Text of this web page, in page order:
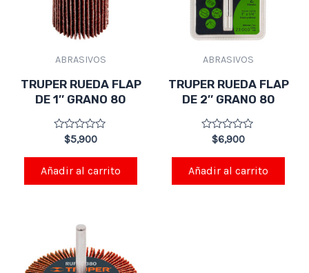
ABRASIVOS
TRUPER RUEDA FLAP
DE 1″ GRANO 80
Valorado
0
de
5
$5,900
Añadir al carrito
ABRASIVOS
TRUPER RUEDA FLAP
DE 2″ GRANO 80
Valorado
0
de
5
$6,900
Añadir al carrito